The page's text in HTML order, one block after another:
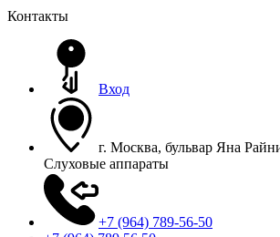
Контакты
Вход
г. Москва, бульвар Яна
Слуховые аппараты
+7 (964) 789-56-50